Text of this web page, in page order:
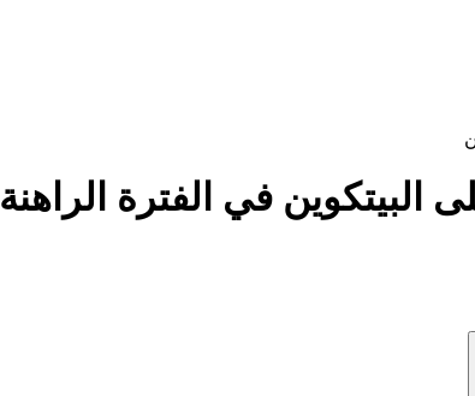
البيتكوين في الفترة الراهنة